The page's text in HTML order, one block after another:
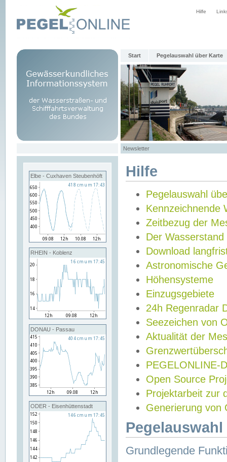
Hilfe
Start Pegelauswahl über Karte
Newsletter
Elbe - Cuxhaven Steubenhöft
RHEIN - Koblenz
DONAU - Passau
ODER - Eisenhüttenstadt
Hilfe
Pegelauswahl
Kennzeichnende
Zeitbezug der
Der Wasserstand
Download
Astronomische
Höhensysteme
Einzugsgebiete
24h Regenradar
Seezeichen von
Aktualität der
PEGELONLINE-
Open Source
Projektarbeit zur
Generierung von
Grundlegende